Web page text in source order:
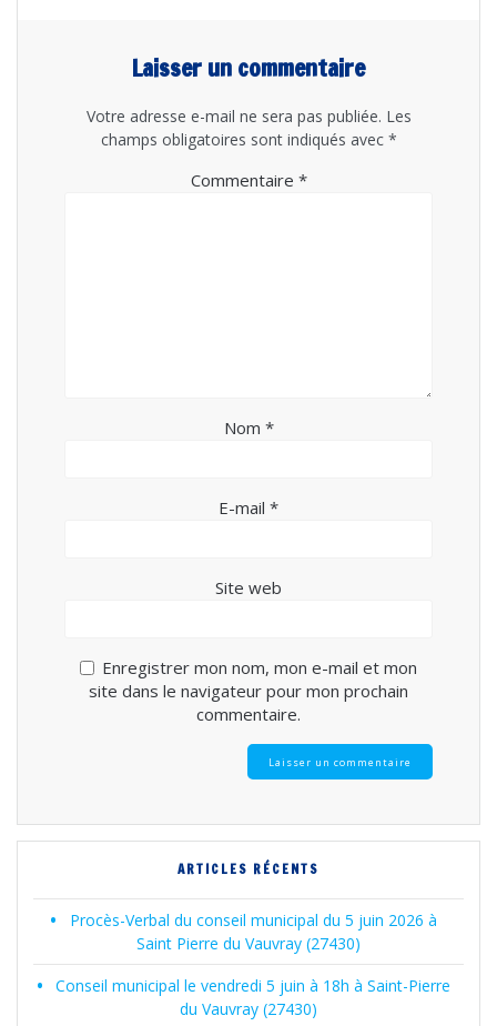
Laisser un commentaire
Votre adresse e-mail ne sera pas publiée. Les
champs obligatoires sont indiqués avec *
Commentaire *
Nom *
E-mail *
Site web
Enregistrer mon nom, mon e-mail et mon
site dans le navigateur pour mon prochain
commentaire.
ARTICLES RÉCENTS
Procès-Verbal du conseil municipal du 5 juin 2026 à
Saint Pierre du Vauvray (27430)
Conseil municipal le vendredi 5 juin à 18h à Saint-Pierre
du Vauvray (27430)